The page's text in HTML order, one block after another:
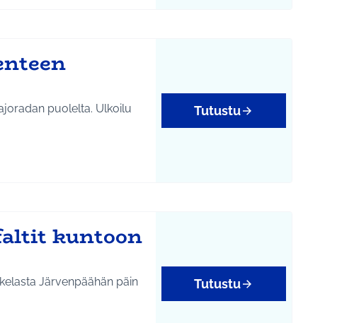
puolelta. Ulkoilu
Tutustu
kuntoon
Järvenpäähän päin
Tutustu